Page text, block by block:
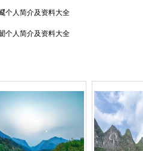
个人简介及资料大全
个人简介及资料大全